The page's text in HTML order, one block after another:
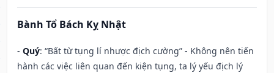
Bành Tổ Bách Kỵ Nhật
- Quý: “Bất từ tụng lí nhược địch cường” - Không nên tiến
hành các việc liên quan đến kiện tụng, ta lý yếu địch lý